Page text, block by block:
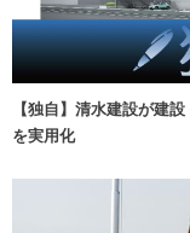
【独自】清水建設が建
を実用化